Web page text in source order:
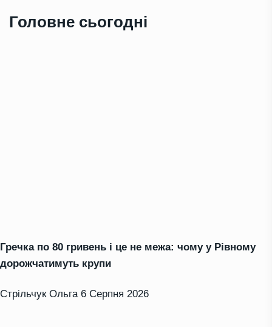
Головне сьогодні
Гречка по 80 гривень і це не межа: чому у Рівному
дорожчатимуть крупи
Стрільчук Ольга 6 Серпня 2026